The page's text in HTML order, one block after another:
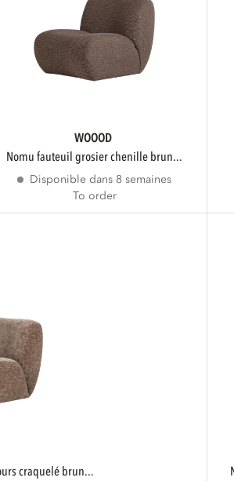
WOOOD
nomu fauteuil grosier chenille brun...
Disponible dans 8 semaines
To order
craquelé brun...